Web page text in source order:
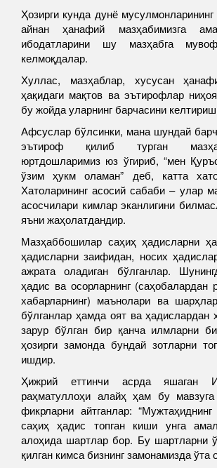
Ҳозирги кунда дунё
айнан ҳанафий мазҳабимизга
ибодатларини шу мазҳабга
келмоқдалар.
Хуллас, мазҳаблар, хусусан
ҳақидаги мақтов ва эътирофлар
бу жойда уларнинг барчасини
Афсуслар бўлсинки, мана шундай
эътироф қилиб турган
юртдошларимиз юз ўгириб, “мен
ўзим ҳукм оламан” деб, катта
Хатоларининг асосий сабаби – улар
асосчилари кимлар эканлигини
яъни жаҳолатдандир.
Мазҳаббошилар саҳиҳ ҳадисларни
ҳадисларни заифидан, носих
ажрата оладиган бўлганлар.
ҳадис ва осорларнинг (саҳобалардан
хабарларнинг) маънолари ва
бўлганлар ҳамда оят ва ҳадислардан
зарур бўлган бир қанча илмларни
ҳозирги замонда бундай зотларни
ишдир.
Ҳижрий еттинчи асрда яшаган
раҳматуллоҳи алайҳ ҳам бу
фикрларни айтганлар:
саҳиҳ ҳадис топган киши унга
алоҳида шартлар бор. Бу шартларни
қилган кимса бизнинг замонамизда ўта